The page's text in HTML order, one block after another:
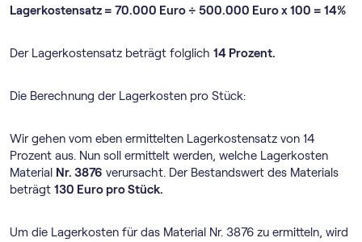
Lagerkostensatz = 70.000 Euro ÷ 500.000 Euro x 100 = 14%
Der Lagerkostensatz beträgt folglich 14 Prozent.
Die Berechnung der Lagerkosten pro Stück:
Wir gehen vom eben ermittelten Lagerkostensatz von 14
Prozent aus. Nun soll ermittelt werden, welche Lagerkosten
Material
Nr. 3876 verursacht. Der Bestandswert des Materials
beträgt 130 Euro pro Stück.
Um die Lagerkosten für das Material Nr. 3876 zu ermitteln, wird